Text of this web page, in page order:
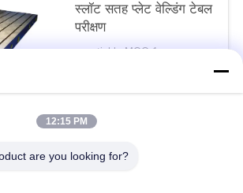
स्लॉट सतह प्लेट वेल्डिंग टेबल
परीक्षण
negotiable MOQ:1
श्रेणियां
12:15 PM
are you looking for?